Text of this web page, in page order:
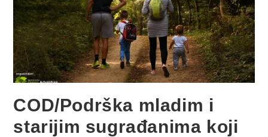
COD/Podrška mladim i
starijim sugrađanima koji